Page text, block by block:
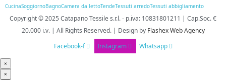
CucinaSoggiornoBagnoCamera da lettoTendeTessuti arredoTessuti abbigliamento
Copyright © 2025 Catapano Tessile s.r.l.- p.iva: 10831801211 | Cap.Soc. €
20.000 i.v. | All Rights Reserved. | Designby Flashex Web Agency
Facebook-f
Instagram Whatsapp
×
×